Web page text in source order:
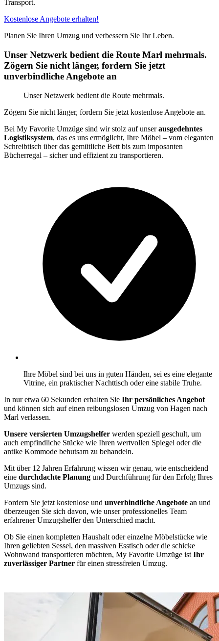
Transport.
Kostenlose Angebote erhalten!
Planen Sie Ihren Umzug und verbessern Sie Ihr Leben.
Unser Netzwerk bedient die Route Marl mehrmals.
Zögern Sie nicht länger, fordern Sie jetzt
unverbindliche Angebote an
Unser Netzwerk bedient die Route mehrmals.
Zögern Sie nicht länger, fordern Sie jetzt kostenlose Angebote an.
Bei My Favorite Umzüge sind wir stolz auf unserausgedehntes
Logistiksystem, das es uns ermöglicht, Ihre Möbel – vom eleganten
Schreibtisch über das gemütliche Bett bis zum imposanten
Bücherregal – sicher und effizient zu transportieren.
Ihre Möbel sind bei uns in guten Händen, sei es eine elegante
Vitrine, ein praktischer Nachttisch oder eine stabile Truhe.
In nur etwa 60 Sekunden erhalten Sie Ihr persönliches Angebot
und können sich auf einen reibungslosen Umzug von Hagen nach
Marl verlassen.
Unsere versierten Umzugshelfer werden speziell geschult, um
auch empfindliche Stücke wie Ihren wertvollen Spiegel oder die
antike Kommode behutsam zu behandeln.
Mit über 12 Jahren Erfahrung wissen wir genau, wie entscheidend
eine durchdachte Planung und Durchführung für den Erfolg Ihres
Umzugs sind.
Fordern Sie jetzt kostenlose und unverbindliche Angebote an und
überzeugen Sie sich davon, wie unser professionelles Team
erfahrener Umzugshelfer den Unterschied macht.
Ob Sie einen kompletten Haushalt oder einzelne Möbelstücke wie
Ihren geliebten Sessel, den massiven Esstisch oder die schicke
Wohnwand transportieren möchten, My Favorite Umzüge ist Ihr
zuverlässiger Partner für einen stressfreien Umzug.